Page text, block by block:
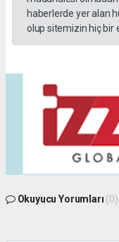
haberlerde yer alan
olup sitemizin hiç bir
Okuyucu Yorumları (0)